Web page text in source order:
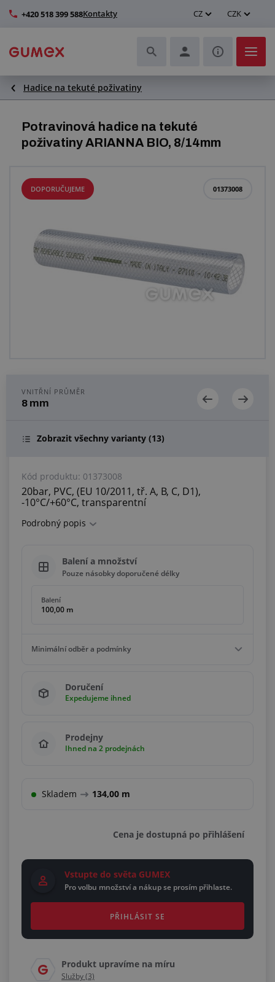
+420 518 399 588Kontakty CZ CZK
Hadice a jejich kompletace
Profily a výroba těsnění
Dopravníkové pásy a montáž
Další pryžové a plastové výrobky
Hadice na tekuté poživatiny
Potravinová hadice na tekuté
poživatiny ARIANNA BIO, 8/14mm
01373008
DOPORUČUJEME
VNITŘNÍ PRŮMĚR
8 mm
Zobrazit všechny varianty (13)
Kód produktu: 01373008
20bar, PVC, (EU 10/2011, tř. A, B, C, D1),
-10°C/+60°C, transparentní
Podrobný popis
Balení a množství
Pouze násobky doporučené délky
Balení
100,00 m
Minimální odběr a podmínky
4,00 m
Násobky 4,00 m
Doručení
Expedujeme ihned
Prodejny
Ihned na 2 prodejnách
Skladem 134,00 m
Cena je dostupná po přihlášení
Vstupte do světa GUMEX
Pro volbu množství a nákup se prosím přihlaste.
PŘIHLÁSIT SE
Produkt upravíme na míru
Služby (3)